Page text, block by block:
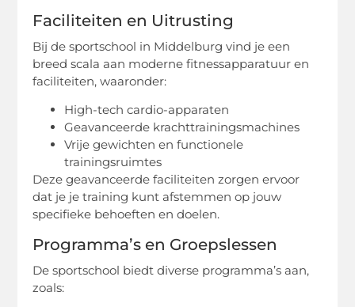
Faciliteiten en Uitrusting
Bij de sportschool in Middelburg vind je een
breed scala aan moderne fitnessapparatuur en
faciliteiten, waaronder:
High-tech cardio-apparaten
Geavanceerde krachttrainingsmachines
Vrije gewichten en functionele
trainingsruimtes
Deze geavanceerde faciliteiten zorgen ervoor
dat je je training kunt afstemmen op jouw
specifieke behoeften en doelen.
Programma’s en Groepslessen
De sportschool biedt diverse programma’s aan,
zoals: